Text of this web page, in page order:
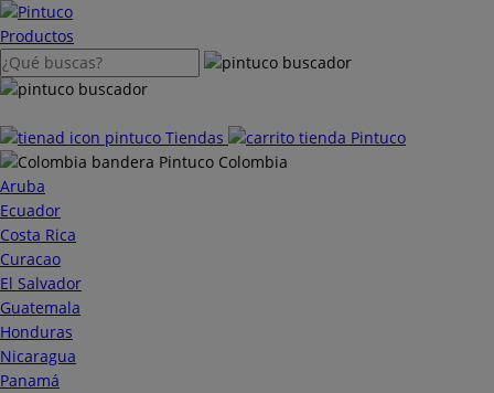
Saltar
al
contenido
Productos
Tiendas
Colombia
Aruba
Ecuador
Costa Rica
Curacao
El Salvador
Guatemala
Honduras
Nicaragua
Panamá